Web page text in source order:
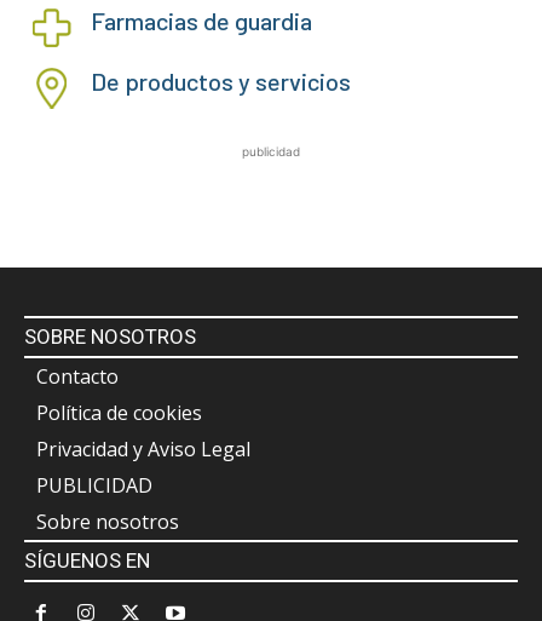
Farmacias de guardia
De productos y servicios
publicidad
SOBRE NOSOTROS
Contacto
Política de cookies
Privacidad y Aviso Legal
PUBLICIDAD
Sobre nosotros
SÍGUENOS EN